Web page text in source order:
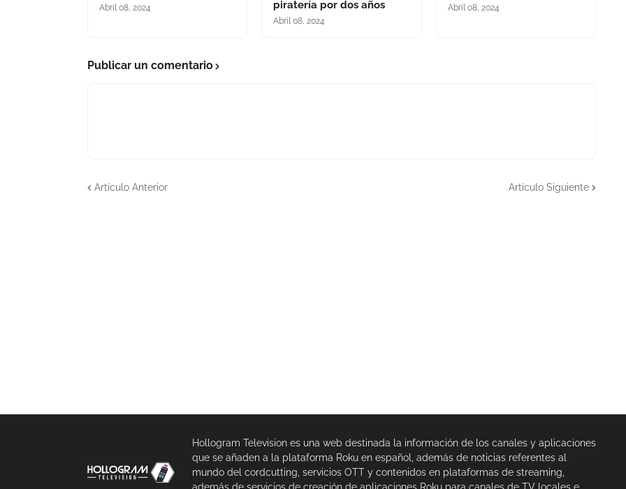
Abril 08, 2024
piratería por dos años
Abril 08, 2024
Abril 08, 2024
Publicar un comentario
Artículo Anterior Artículo Siguiente
Hollogram Television es una web destinada la información de los canales y aplicaciones
que se añaden a la plataforma Roku en español, además de noticias referentes al
mundo del cordcutting, servicios OTT y contenidos en plataformas de streaming,